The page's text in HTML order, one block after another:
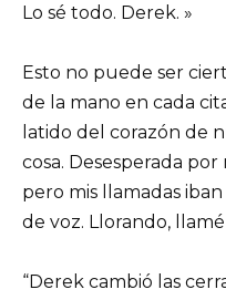
Lo sé todo. Derek. »
Esto no puede ser
de la mano en cada
latido del corazón de
cosa. Desesperada
pero mis llamadas
de voz. Llorando,
“Derek cambió las